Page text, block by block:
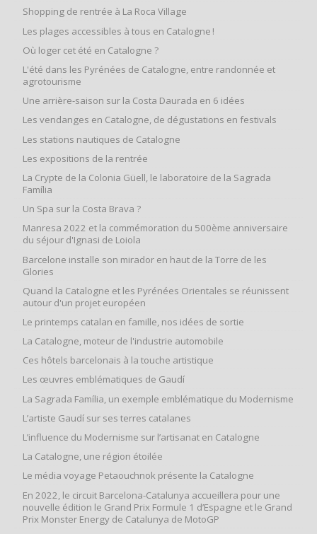
Shopping de rentrée à La Roca Village
Les plages accessibles à tous en Catalogne !
Où loger cet été en Catalogne ?
L'été dans les Pyrénées de Catalogne, entre randonnée et
agrotourisme
Une arrière-saison sur la Costa Daurada en 6 idées
Les vendanges en Catalogne, de dégustations en festivals
Les stations nautiques de Catalogne
Les expositions de la rentrée
La Crypte de la Colonia Güell, le laboratoire de la Sagrada
Família
Un Spa sur la Costa Brava ?
Manresa 2022 et la commémoration du 500ème anniversaire
du séjour d'Ignasi de Loiola
Barcelone installe son mirador en haut de la Torre de les
Glories
Quand la Catalogne et les Pyrénées Orientales se réunissent
autour d'un projet européen
Le printemps catalan en famille, nos idées de sortie
La Catalogne, moteur de l'industrie automobile
Ces hôtels barcelonais à la touche artistique
Les œuvres emblématiques de Gaudí
La Sagrada Família, un exemple emblématique du Modernisme
L’artiste Gaudí sur ses terres catalanes
L’influence du Modernisme sur l’artisanat en Catalogne
La Catalogne, une région étoilée
Le média voyage Petaouchnok présente la Catalogne
En 2022, le circuit Barcelona-Catalunya accueillera pour une
nouvelle édition le Grand Prix Formule 1 d’Espagne et le Grand
Prix Monster Energy de Catalunya de MotoGP